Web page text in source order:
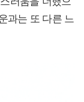
과는 또 다른 느